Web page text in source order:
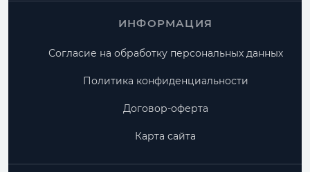
ИНФОРМАЦИЯ
Согласие на обработку персональных данных
Политика конфиденциальности
Договор-оферта
Карта сайта